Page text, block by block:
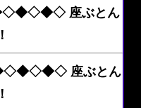
座ぶとん
座ぶとん